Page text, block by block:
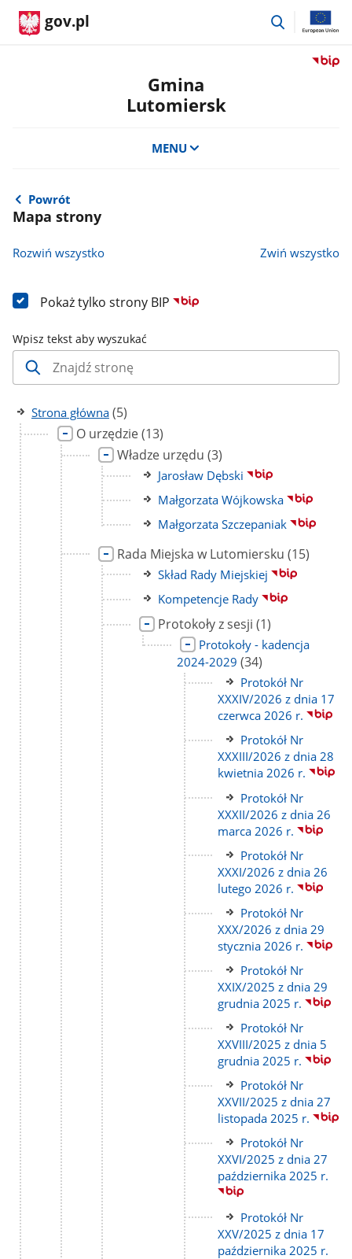
gov.pl
przejdź
Przejdź
Gmina
Lutomiersk
MENU
Powrót
Mapa strony
Rozwiń wszystko Zwiń wszystko
Pokaż tylko strony BIP
Wpisz tekst aby wyszukać
Strona główna liczba
podstron
(5)
Link
strony
O urzędzie liczba
podstron
(13)
Link
do
Władze urzędu liczba
podstron
(3)
Link
strony
Jarosław Dębski
Link
strony
Małgorzata Wójkowska
Link
strony
Małgorzata Szczepaniak
Link
do
Rada Miejska w Lutomiersku liczba
podstron
(15)
Link
strony
Skład Rady Miejskiej
Link
strony
Kompetencje Rady
Link
do
strony
Protokoły z sesji liczba
podstron
(1)
Link
do
strony
Protokoły - kadencja
2024-2029 liczba
podstron
(34)
Link
do
strony
Protokół Nr
XXXIV/2026 z dnia 17
czerwca 2026 r.
Link
do
strony
Protokół Nr
XXXIII/2026 z dnia 28
kwietnia 2026 r.
Link
do
strony
Protokół Nr
XXXII/2026 z dnia 26
marca 2026 r.
Link
do
strony
Protokół Nr
XXXI/2026 z dnia 26
lutego 2026 r.
Link
do
strony
Protokół Nr
XXX/2026 z dnia 29
stycznia 2026 r.
Link
do
strony
Protokół Nr
XXIX/2025 z dnia 29
grudnia 2025 r.
Link
do
strony
Protokół Nr
XXVIII/2025 z dnia 5
grudnia 2025 r.
Link
do
strony
Protokół Nr
XXVII/2025 z dnia 27
listopada 2025 r.
Link
do
strony
Protokół Nr
XXVI/2025 z dnia 27
października 2025 r.
Link
do
strony
Protokół Nr
XXV/2025 z dnia 17
października 2025 r.